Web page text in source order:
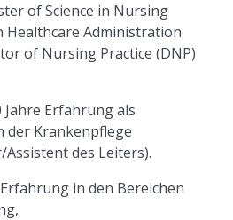
of Science in Nursing
Healthcare Administration
of Nursing Practice (DNP)
Erfahrung als
der Krankenpflege
des Leiters).
in den Bereichen